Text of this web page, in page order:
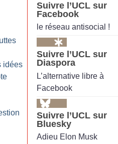
idées
Suivre l’UCL sur
Facebook
le réseau antisocial !
Suivre l’UCL sur
Diaspora
L’alternative libre à
Facebook
Suivre l’UCL sur
Bluesky
Adieu Elon Musk